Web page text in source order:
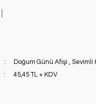
Doğum Günü Afişi , Sevimli
45,45 TL + KDV